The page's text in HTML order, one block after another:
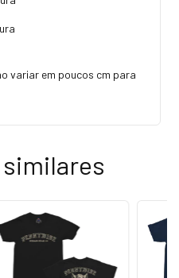
variar em poucos cm para